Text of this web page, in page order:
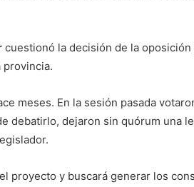
cuestionó la decisión de la
provincia.
meses. En la sesión pasada
debatirlo, dejaron sin quórum una
proyecto y buscará generar los